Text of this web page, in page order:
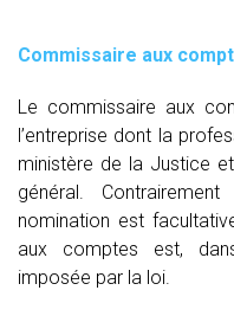
Commissaire aux
Le commissaire aux
l’entreprise dont la
ministère de la Justice
général.
nomination est
aux comptes est,
imposée par la loi.